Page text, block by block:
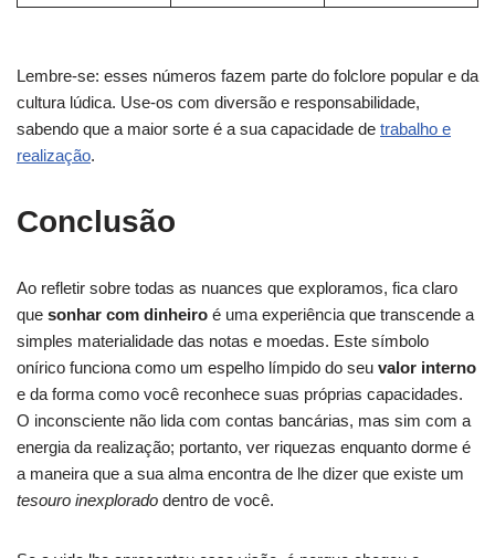
Lembre-se: esses números fazem parte do folclore popular e da
cultura lúdica. Use-os com diversão e responsabilidade,
sabendo que a maior sorte é a sua capacidade de trabalho e
realização.
Conclusão
Ao refletir sobre todas as nuances que exploramos, fica claro
que sonhar com dinheiro é uma experiência que transcende a
simples materialidade das notas e moedas. Este símbolo
onírico funciona como um espelho límpido do seu valor interno
e da forma como você reconhece suas próprias capacidades.
O inconsciente não lida com contas bancárias, mas sim com a
energia da realização; portanto, ver riquezas enquanto dorme é
a maneira que a sua alma encontra de lhe dizer que existe um
tesouro inexplorado dentro de você.